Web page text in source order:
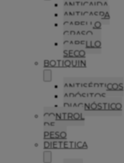
ANTICAIDA
ANTICASPA
CABELLO
GRASO
CABELLO
SECO
BOTIQUIN
ANTISÉPTICOS
APÓSITOS
DIAGNÓSTICO
CONTROL
DE
PESO
DIETETICA